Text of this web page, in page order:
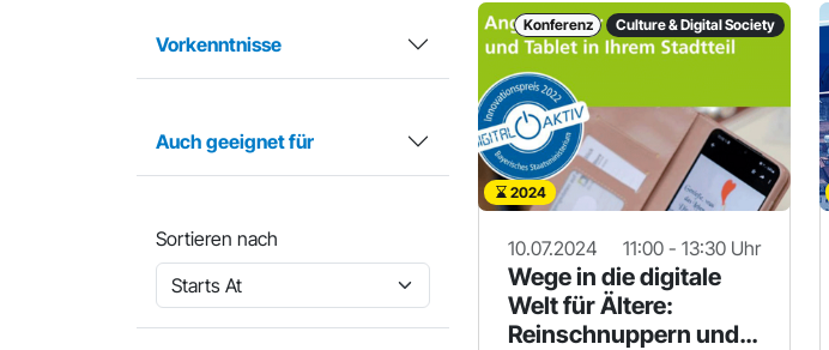
Vorkenntnisse
Auch geeignet für
Sortieren nach
Konferenz Culture & Digital Society
2024
10.07.2024 11:00 - 13:30 Uhr
Wege in die digitale
Welt für Ältere:
Reinschnuppern und